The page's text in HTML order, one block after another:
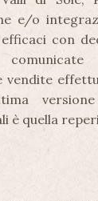
e/o
con
vendite
è quella